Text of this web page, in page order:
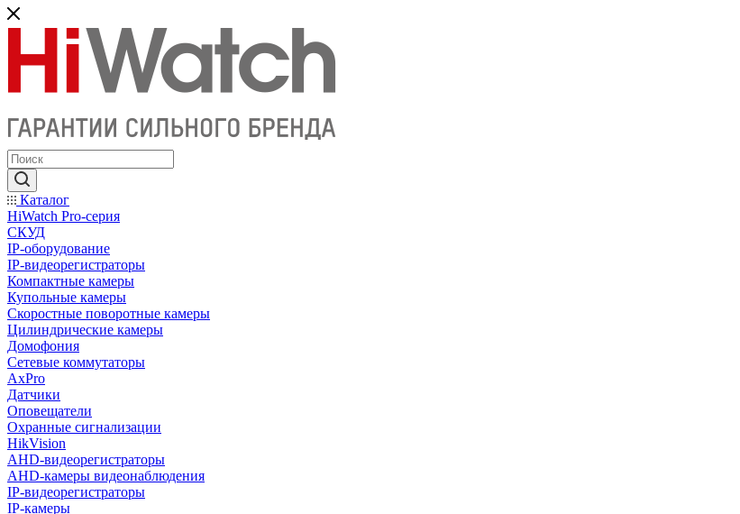
Каталог
HiWatch Pro-серия
CКУД
IP-оборудование
IP-видеорегистраторы
Компактные камеры
Купольные камеры
Скоростные поворотные камеры
Цилиндрические камеры
Домофония
Сетевые коммутаторы
AxPro
Датчики
Оповещатели
Охранные сигнализации
HikVision
AHD-видеорегистраторы
AHD-камеры видеонаблюдения
IP-видеорегистраторы
IP-камеры